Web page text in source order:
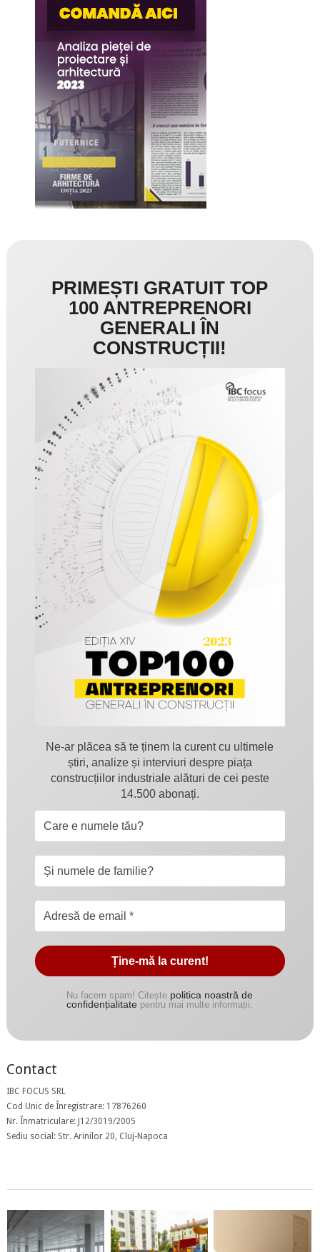
PRIMEȘTI GRATUIT TOP
100 ANTREPRENORI
GENERALI ÎN
CONSTRUCȚII!
Ne-ar plăcea să te ținem la curent cu ultimele
știri, analize și interviuri despre piața
construcțiilor industriale alături de cei peste
14.500 abonați.
Nu facem spam! Citește politica noastră de
confidențialitate pentru mai multe informații.
Contact
IBC FOCUS SRL
Cod Unic de Înregistrare: 17876260
Nr. Înmatriculare: J12/3019/2005
Sediu social: Str. Arinilor 20, Cluj-Napoca